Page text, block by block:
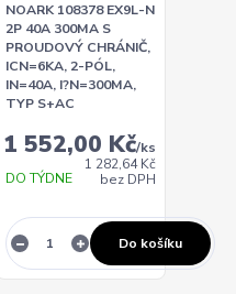
NOARK 108378 EX9L-N
2P 40A 300MA S
PROUDOVÝ CHRÁNIČ,
ICN=6KA, 2-PÓL,
IN=40A, I?N=300MA,
TYP S+AC
1 552,00 Kč/ks
1 282,64 Kč
bez DPH
DO TÝDNE
Do košíku